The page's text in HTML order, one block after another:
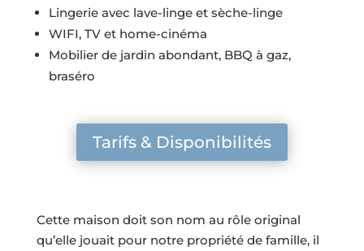
Lingerie avec lave-linge et sèche-linge
WIFI, TV et home-cinéma
Mobilier de jardin abondant, BBQ à gaz,
braséro
Tarifs & Disponibilités
Cette maison doit son nom au rôle original
qu’elle jouait pour notre propriété de famille, il